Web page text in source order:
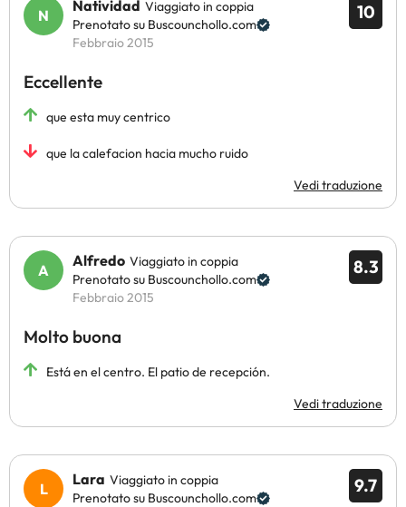
10
Natividad Viaggiato in coppia
Prenotato su Buscounchollo.com
Febbraio 2015
Eccellente
que esta muy centrico
que la calefacion hacia mucho ruido
Vedi traduzione
8.3
Alfredo Viaggiato in coppia
Prenotato su Buscounchollo.com
Febbraio 2015
Molto buona
Está en el centro. El patio de recepción.
Vedi traduzione
9.7
Lara Viaggiato in coppia
Prenotato su Buscounchollo.com